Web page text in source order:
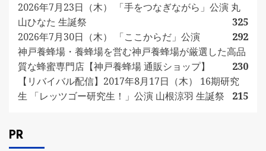
2026年7月23日（木） 「手をつなぎながら」公演 丸
山ひなた 生誕祭
325
2026年7月30日（木） 「ここからだ」公演
292
神戸養蜂場・養蜂場を営む神戸養蜂場が厳選した高品
質な蜂蜜専門店【神戸養蜂場 通販ショップ】
230
【リバイバル配信】2017年8月17日（木） 16期研究
生 「レッツゴー研究生！」公演 山根涼羽 生誕祭
215
PR